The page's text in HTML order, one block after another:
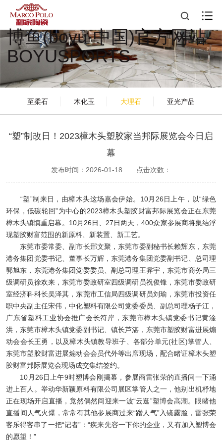
博鱼(boyu·中国)官方网站-
BOYUSPORTS
至柔石 木化玉 大理石 亚光产品
“塑”制改日！2023樟木头塑胶家当邦际展览会今日启
幕
发布时间：2026-01-18 点击次数：
“塑”制来日，由樟木头这场嘉会伊始。10月26日上午，以“绿色
环保，低碳轮回”为中心的2023樟木头塑胶财富邦际展览会正在东莞
樟木头镇慎重启幕。10月26日、27日两天，400众家参展商将集结浮
现塑胶财富范围的新原料、新装置、新工艺。
东莞市委常委、副市长邢文聚，东莞市委副秘书长赖辉东，东莞
港务集团党委书记、董事长万辉，东莞港务集团党委副书记、总司理
郭旭东，东莞港务集团党委委员、副总司理王霁宇，东莞市商务局三
级调研员徐欢来，东莞市委政研室四级调研员祝俊锋，东莞市委政研
室经济科科长吴泽其，东莞市工信局四级调研员刘瑜，东莞市投资任
职中央副主任宋伟，中化塑料有限公司党委委员、副总司理杨子江，
广东省塑料工业协会推广会长符岸，东莞市樟木头镇党委书记黄淦
洪，东莞市樟木头镇党委副书记、镇长芦湛，东莞市塑胶财富进展煽
动会会长王勇，以及樟木头镇教导班子、各部分单元(社区)掌管人、
东莞市塑胶财富进展煽动会会员代外等出席现场，配合睹证樟木头塑
胶财富邦际展览会现场成交集结签约。
10月26日上午9时塑博会刚揭幕，参展商雷张荣的直播间一下涌
进上百人。举动华新颖原料有限公司展区掌管人之一，他别出机杼地
正在现场开启直播，竟然偶然间迎来一波“云逛”塑博会高潮。眼睹他
直播间人气火爆，常常有其他参展商过来“蹭人气”入镜露脸，雷张荣
客乐得客串了一把“记者”：“疾来先容一下你的企业，又有加入塑博会
的愿望！”